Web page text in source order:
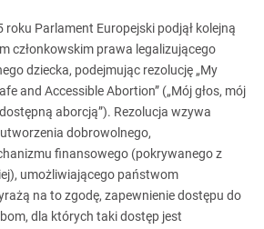
Parlament Europejski podjął kolejną
członkowskim prawa legalizującego
dziecka, podejmując rezolucję „My
and Accessible Abortion” („Mój głos, mój
aborcją”). Rezolucja wzywa
dobrowolnego,
finansowego (pokrywanego z
umożliwiającego państwom
na to zgodę, zapewnienie dostępu do
dla których taki dostęp jest